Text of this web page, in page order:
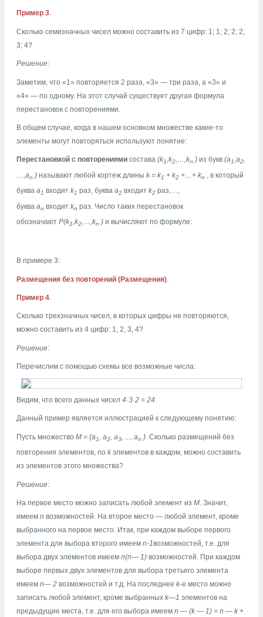
Пример 3.
Сколько семизначных чисел можно составить из 7 цифр: 1; 1; 2; 2; 2;
3; 4?
Решение:
Заметим, что «1» повторяется 2 раза, «3» — три раза, а «3» и
«4» — по одному. На этот случай существует другая формула
перестановок с повторениями.
В общем случае, когда в нашем основном множестве какие-то
элементы могут повторяться используют понятие:
Перестановкой с повторениями состава (k1,k2,…,kn ) из букв (a1,a2,
…,an ) называют любой кортеж длины k = k1 + k2 +…+ kn
, в который
буква a1 входит k1 раз, буква a2 входит k2 раз,…,
буква an входит kn раз. Число таких перестановок
обозначают P(k1,k2,…,kn ) и вычисляют по формуле:
В примере 3:
Размещения без повторений (Размещения)
Пример 4.
Сколько трехзначных чисел, в которых цифры не повторяются,
можно составить из 4 цифр: 1, 2, 3, 4?
Решение:
Перечислим с помощью схемы все возможные числа:
Видим, что всего данных чисел 4·3·2 = 24.
Данный пример является иллюстрацией к следующему понятию:
Пусть множество M = {a1, а2, а3, ..., аn }. Сколько размещений без
повторения элементов, по k элементов в каждом, можно составить
из элементов этого множества?
Решение:
На первое место можно записать любой элемент из М. Значит,
имеем n возможностей. На второе место — любой элемент, кроме
выбранного на первое место. Итак, при каждом выборе первого
элемента для выбора второго имеем n-1возможностей, т.е. для
выбора двух элементов имеем n(n— 1) возможностей. При каждом
выборе первых двух элементов для выбора третьего элемента
имеем n— 2 возможностей и т.д. На последнее k-е место можно
записать любой элемент, кроме выбранных k—1 элементов на
предыдущие места, т.е. для его выбора имеем n — (k — 1) = n — k +